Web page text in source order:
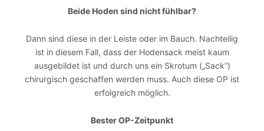
Beide Hoden sind nicht fühlbar?
Dann sind diese in der Leiste oder im Bauch. Nachteilig
ist in diesem Fall, dass der Hodensack meist kaum
ausgebildet ist und durch uns ein Skrotum („Sack“)
chirurgisch geschaffen werden muss. Auch diese OP ist
erfolgreich möglich.
Bester OP-Zeitpunkt